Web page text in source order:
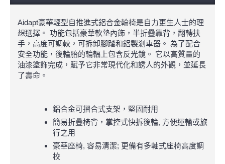
Aidapt豪華輕型自推進式鋁合金輪椅是自力更生人士的理
想選擇。 功能包括豪華軟墊內飾，半折疊靠背，翻轉扶
手，高度可調較，可拆卸腳踏和鋁製剎車器。 為了配合
安全功能，後輪胎的輪輻上包含反光鏡。 它以高質量的
油漆塗飾完成，賦予它非常現代化和誘人的外觀，並延長
了壽命。
鋁合金可摺合式支架，堅固耐用
簡易折疊椅背，掌控式快拆後輪, 方便運輸或旅
行之用
豪華座椅, 容易清潔; 更備有多軸式座椅高度調
校